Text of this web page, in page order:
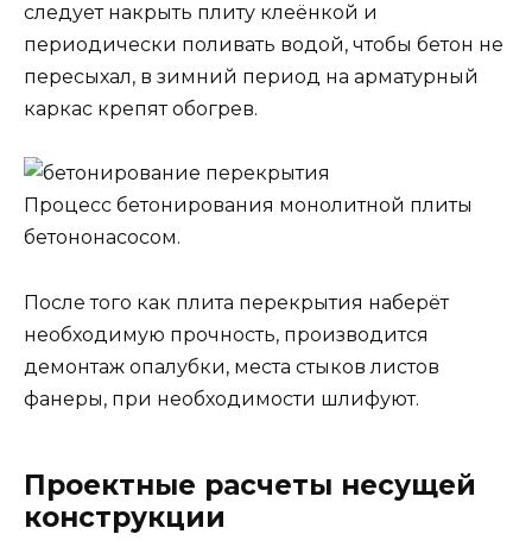
следует накрыть плиту клеёнкой и
периодически поливать водой, чтобы бетон не
пересыхал, в зимний период на арматурный
каркас крепят обогрев.
Процесс бетонирования монолитной плиты
бетононасосом.
После того как плита перекрытия наберёт
необходимую прочность, производится
демонтаж опалубки, места стыков листов
фанеры, при необходимости шлифуют.
Проектные расчеты несущей
конструкции